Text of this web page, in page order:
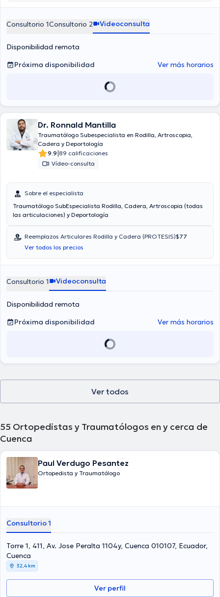
Consultorio 1Consultorio 2 Videoconsulta
Disponibilidad remota
Próxima disponibilidad
Ver más horarios
Dr. Ronnald Mantilla
Traumatólogo Subespecialista en Rodilla, Artroscopia,
Cadera y Deportología
9.9|89 calificaciones
Vídeo-consulta
Sobre el especialista
Traumatólogo SubEspecialista Rodilla, Cadera, Artroscopia (todas
las articulaciones) y Deportología
Reemplazos Articulares Rodilla y Cadera (PROTESIS)$77
Ver todos los precios
Consultorio 1 Videoconsulta
Disponibilidad remota
Próxima disponibilidad
Ver más horarios
Ver todos
55 Ortopedistas y Traumatólogos en y cerca de
Cuenca
Paul Verdugo Pesantez
Ortopedista y Traumatólogo
Consultorio 1
Torre 1, 411, Av. Jose Peralta 1104y, Cuenca 010107, Ecuador,
Cuenca
32,4 km
Ver perfil